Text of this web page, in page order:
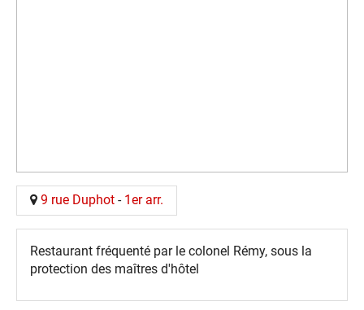
9 rue Duphot - 1er arr.
Restaurant fréquenté par le colonel Rémy, sous la
protection des maîtres d'hôtel